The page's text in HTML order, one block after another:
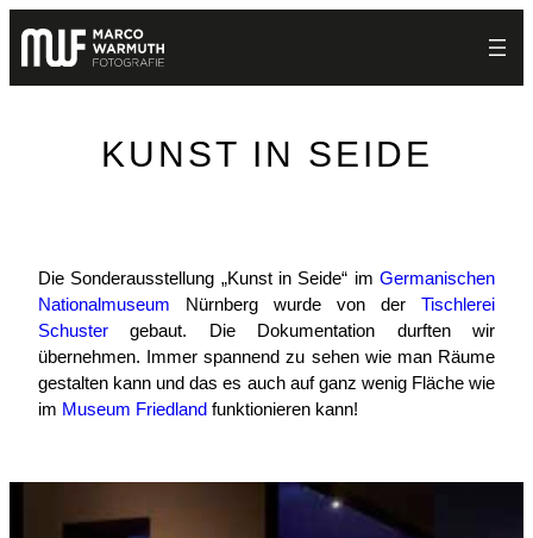
Zum
Inhalt
springen
KUNST IN SEIDE
Die Sonderausstellung „Kunst in Seide“ im Germanischen
Nationalmuseum Nürnberg wurde von der Tischlerei
Schuster gebaut. Die Dokumentation durften wir
übernehmen. Immer spannend zu sehen wie man Räume
gestalten kann und das es auch auf ganz wenig Fläche wie
im Museum Friedland funktionieren kann!